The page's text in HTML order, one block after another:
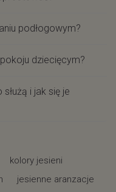
podłogowym?
dziecięcym?
i jak się je
kolory jesieni
jesienne aranzacje